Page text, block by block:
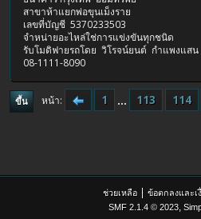
สาขาห้าแยกพ่อขุนเม็งราย
เลขที่บัญชี 5370233503
จำหน่ายอะไหล่ใช่การแข่งขันทุกชนิด
รับโมดิฟายรถโดย วิโรจน์ยนต์ กำแพง
08-1111-8090
ขึ้น หน้า 1 ... 113 114
ช่วยเหลือ | ข้อตกลงและเ
SMF 2.1.4 © 2023,